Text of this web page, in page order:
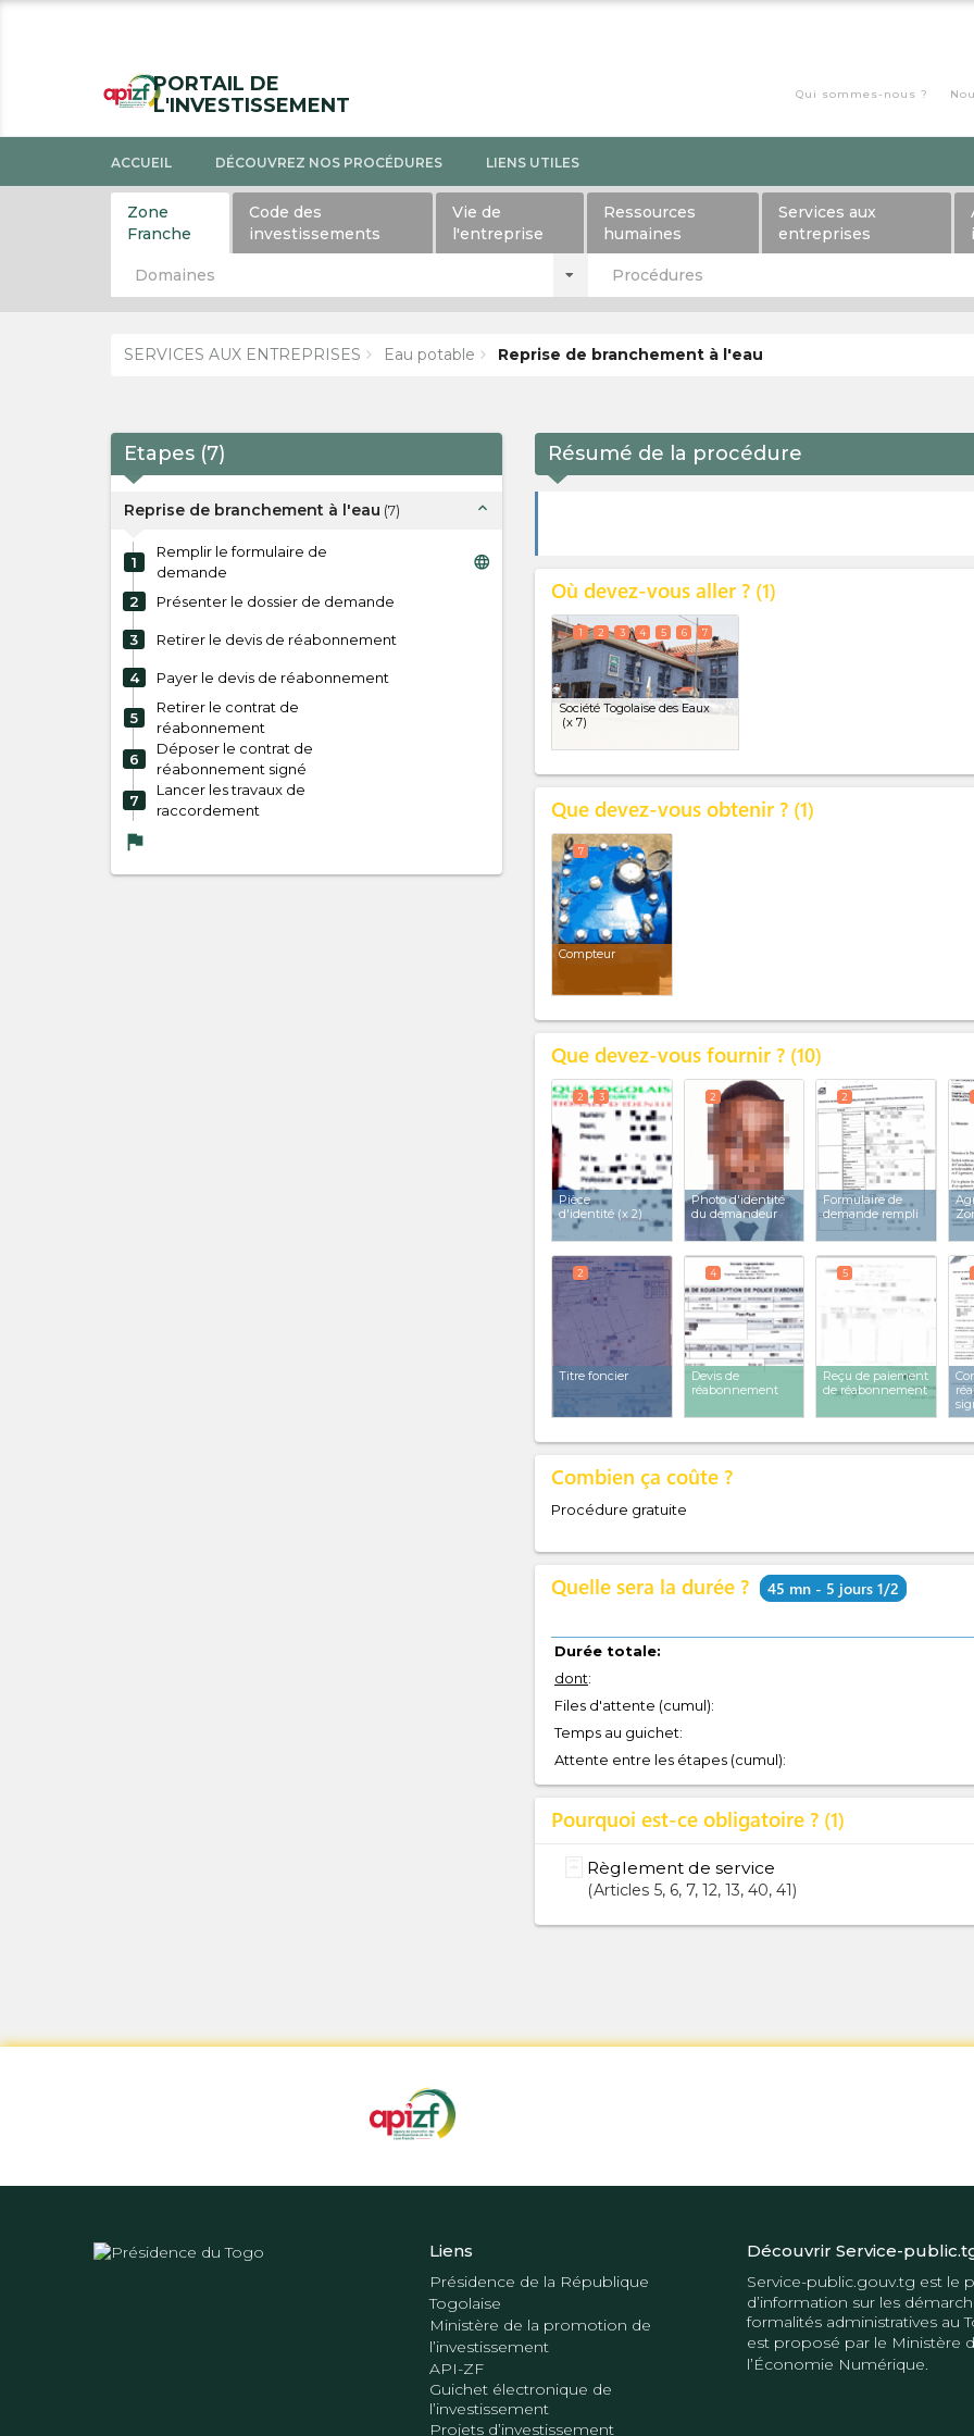
PORTAIL DE
L'INVESTISSEMENT
Qui sommes-nous ?
ACCUEIL DÉCOUVREZ NOS PROCÉDURES LIENS UTILES
Zone
Franche
Code des
investissements
Vie de
l'entreprise
Ressources
humaines
Services aux
entreprises
Domaines Procédures
SERVICES AUX ENTREPRISES Eau potable Reprise de branchement à l'eau
Etapes (7)
Reprise de branchement à l'eau (7) expand_less
1
Remplir le formulaire de
demande
language
2 Présenter le dossier de demande
3 Retirer le devis de réabonnement
4 Payer le devis de réabonnement
5
Retirer le contrat de
réabonnement
6
Déposer le contrat de
réabonnement signé
7
Lancer les travaux de
raccordement
flag
Résumé de la procédure
Où devez-vous aller ? 1
Société Togolaise des Eaux
(x 7)
1 2 3 4 5 6 7
Que devez-vous obtenir ? 1
Compteur
7
Que devez-vous fournir ? 10
Pièce
d'identité (x 2)
2 3
Photo d'identité
du demandeur
2
Formulaire de
demande rempli
2
Titre foncier
2
Devis de
réabonnement
4
Reçu de paiement
de réabonnement
5
Combien ça coûte ?
Procédure gratuite
Quelle sera la durée ? 45 mn - 5 jours 1/2
Durée totale:
dont:
Files d'attente (cumul):
Temps au guichet:
Attente entre les étapes (cumul):
Pourquoi est-ce obligatoire ? 1
Règlement de service
Articles 5, 6, 7, 12, 13, 40, 41
Liens
Présidence de la République
Togolaise
Ministère de la promotion de
l’investissement
API-ZF
Guichet électronique de
l’investissement
Projets d’investissement
Découvrir Service-
Service-public.gouv.tg est le
d’information sur les
formalités administratives au
est proposé par le Ministère
l’Économie Numérique.